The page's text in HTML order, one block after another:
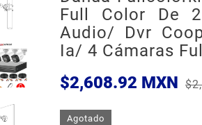
Full Color De
Audio/ Dvr
Ia/ 4 Cámaras
$2,608.92 MXN
Agotado